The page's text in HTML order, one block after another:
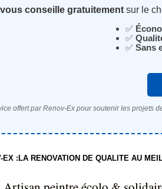
conseille gratuitement sur le
✅
✅
✅ Sans
offert par Renov-Ex pour soutenir les projets
EX :LA RENOVATION DE QUALITE AU